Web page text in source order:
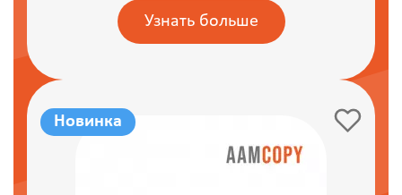
Узнать больше
Новинка